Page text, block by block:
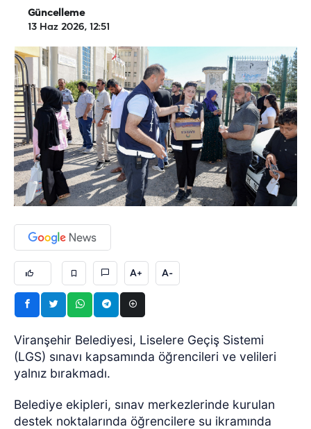
Güncelleme
13 Haz 2026, 12:51
A+ A-
Viranşehir Belediyesi, Liselere Geçiş Sistemi
(LGS) sınavı kapsamında öğrencileri ve velileri
yalnız bırakmadı.
Belediye ekipleri, sınav merkezlerinde kurulan
destek noktalarında öğrencilere su ikramında